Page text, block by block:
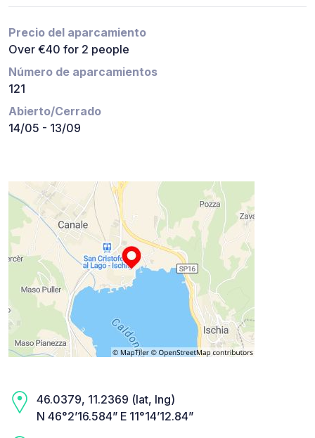
Precio del aparcamiento
Over €40 for 2 people
Número de aparcamientos
121
Abierto/Cerrado
14/05 - 13/09
46.0379, 11.2369 (lat, lng)
N 46°2’16.584” E 11°14’12.84”